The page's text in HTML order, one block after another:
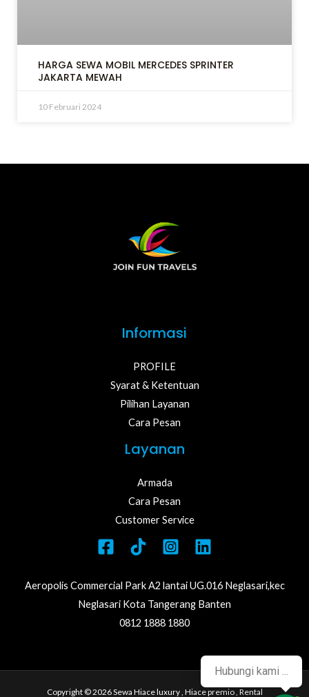
HARGA SEWA MOBIL MERCEDES SPRINTER
JAKARTA MEWAH
10 Februari 2024
Informasi
PROFILE
Syarat & Ketentuan
Pilihan Layanan
Cara Pesan
Layanan
Armada
Cara Pesan
Customer Service
Aeropolis Commercial Park A2 lantai UG.016 Neglasari,kec
Neglasari Kota Tangerang Banten
0812 1888 1880
Copyright © 2026 Sewa Hiace luxury , Hiace premio , Rental
Hubungi kami ...